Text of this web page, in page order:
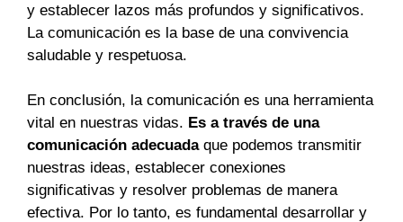
y establecer lazos más profundos y significativos.
La comunicación es la base de una convivencia
saludable y respetuosa.
En conclusión, la comunicación es una herramienta
vital en nuestras vidas. Es a través de una
comunicación adecuadaque podemos transmitir
nuestras ideas, establecer conexiones
significativas y resolver problemas de manera
efectiva. Por lo tanto, es fundamental desarrollar y